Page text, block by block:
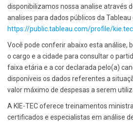
disponibilizamos nossa analise através
analises para dados públicos da Tableau
https://public.tableau.com/profile/
Você pode conferir abaixo esta análise,
o cargo e a cidade para consultar o
faixa etária e a cor declarada pelo(a)
disponíveis os dados referentes a
valor máximo de despesas a serem
A KIE-TEC oferece treinamentos
certificados e especialistas em análise